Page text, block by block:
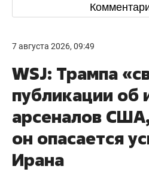
7 августа 2026, 09:49
WSJ: Трампа
публикации об
арсеналов
он опасается
Ирана